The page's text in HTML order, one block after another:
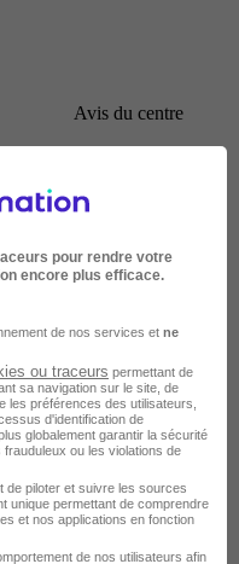
Avis du centre
canin et félin
pour rendre votre
encore plus efficace.
de nos services et ne
ou traceurs permettant de
sa navigation sur le site, de
les préférences des utilisateurs,
d'identification de
globalement garantir la sécurité
ou les violations de
de piloter et suivre les sources
unique permettant de comprendre
et nos applications en fonction
de nos utilisateurs afin